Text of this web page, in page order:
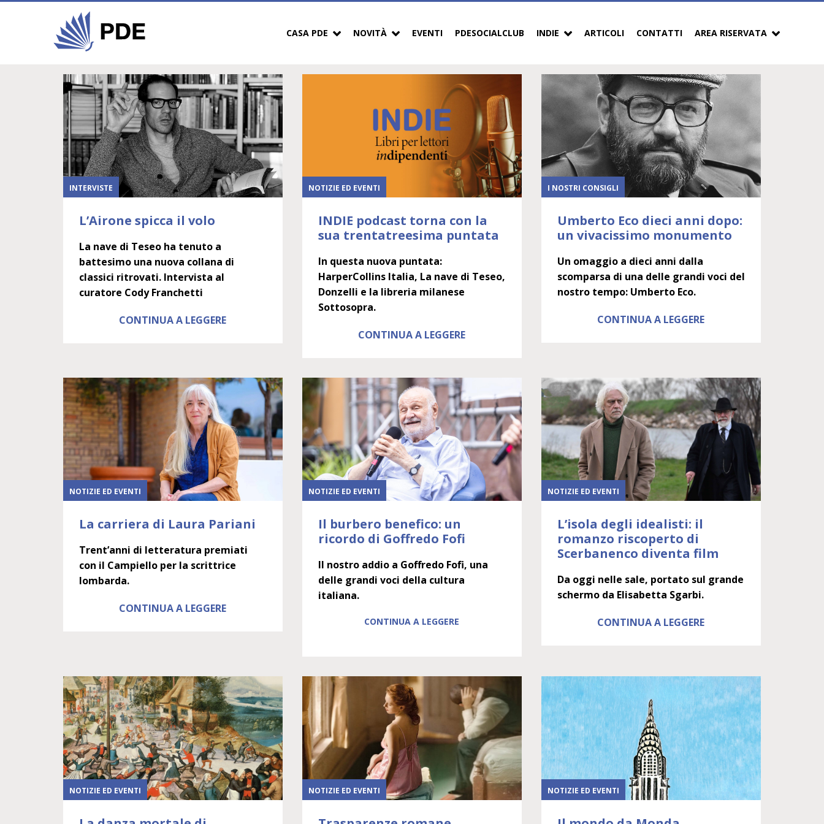
CASA PDE NOVITÀ EVENTI PDESOCIALCLUB INDIE ARTICOLI CONTATTI AREA RISERVATA
INTERVISTE
L’Airone spicca il volo
La nave di Teseo ha tenuto a
battesimo una nuova collana di
classici ritrovati. Intervista al
curatore Cody Franchetti
CONTINUA A LEGGERE
NOTIZIE ED EVENTI
INDIE podcast torna con la
sua trentatreesima puntata
In questa nuova puntata:
HarperCollins Italia, La nave di Teseo,
Donzelli e la libreria milanese
Sottosopra.
CONTINUA A LEGGERE
I NOSTRI CONSIGLI
Umberto Eco dieci anni dopo:
un vivacissimo monumento
Un omaggio a dieci anni dalla
scomparsa di una delle grandi voci del
nostro tempo: Umberto Eco.
CONTINUA A LEGGERE
NOTIZIE ED EVENTI
La carriera di Laura Pariani
Trent’anni di letteratura premiati
con il Campiello per la scrittrice
lombarda.
CONTINUA A LEGGERE
NOTIZIE ED EVENTI
Il burbero benefico: un
ricordo di Goffredo Fofi
Il nostro addio a Goffredo Fofi, una
delle grandi voci della cultura
italiana.
CONTINUA A LEGGERE
NOTIZIE ED EVENTI
L’isola degli idealisti: il
romanzo riscoperto di
Scerbanenco diventa film
Da oggi nelle sale, portato sul grande
schermo da Elisabetta Sgarbi.
CONTINUA A LEGGERE
NOTIZIE ED EVENTI NOTIZIE ED EVENTI NOTIZIE ED EVENTI